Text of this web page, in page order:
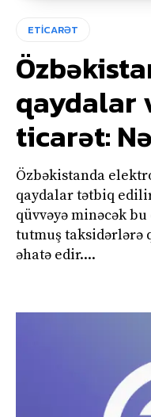
ETİCARƏT
qaydalar
ticarət:
Özbəkistanda
qaydalar tətbiq edilir. 2025-ci ilin
qüvvəyə minəcək
tutmuş taksidərlərə
əhatə edir....